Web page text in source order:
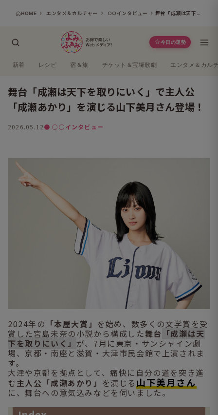
HOME エンタメ＆カルチャー ○○インタビュー 舞台「成瀬は天下を取りにいく」で主人公「成瀬あかり」を演じる山下美月さん登場！
今日の運勢
新着 レシピ 宿＆旅 チケット＆宝塚歌劇 エンタメ＆カル
舞台「成瀬は天下を取りにいく」で主人公
「成瀬あかり」を演じる山下美月さん登場！
2026.05.12● ○○インタビュー
2024年の 「本屋大賞」 を始め、数多くの文学賞を受
賞した宮島未奈の小説から構成した舞台 「成瀬は天
下を取りにいく」 が、7月に東京・サンシャイン劇
場、京都・南座と滋賀・大津市民会館で上演されま
す。
大津や京都を拠点として、痛快に自分の道を突き進
む主人公「成瀬あかり」 を演じる 山下美月さん
に、舞台への意気込みなどを伺いました。